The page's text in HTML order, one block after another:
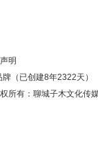
明
（已创建8年2322天）
所有：聊城子木文化传